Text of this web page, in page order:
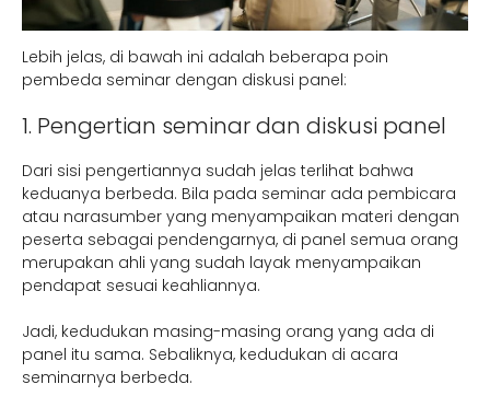
Lebih jelas, di bawah ini adalah beberapa poin
pembeda seminar dengan diskusi panel:
1. Pengertian seminar dan diskusi panel
Dari sisi pengertiannya sudah jelas terlihat bahwa
keduanya berbeda. Bila pada seminar ada pembicara
atau narasumber yang menyampaikan materi dengan
peserta sebagai pendengarnya, di panel semua orang
merupakan ahli yang sudah layak menyampaikan
pendapat sesuai keahliannya.
Jadi, kedudukan masing-masing orang yang ada di
panel itu sama. Sebaliknya, kedudukan di acara
seminarnya berbeda.